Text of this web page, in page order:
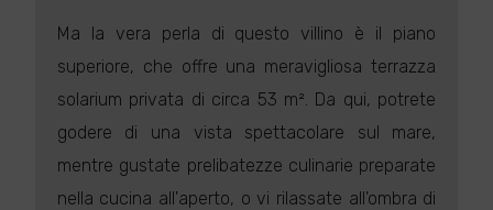
Ma la vera perla di questo villino è il piano
superiore, che offre una meravigliosa terrazza
solarium privata di circa 53 m². Da qui, potrete
godere di una vista spettacolare sul mare,
mentre gustate prelibatezze culinarie preparate
nella cucina all'aperto, o vi rilassate all'ombra di